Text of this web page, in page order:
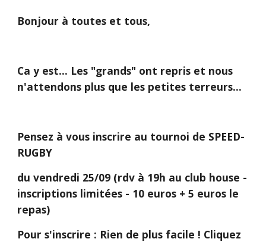
Bonjour à toutes et tous,
Ca y est... Les "grands" ont repris et nous
n'attendons plus que les petites terreurs...
Pensez à vous inscrire au tournoi de SPEED-
RUGBY
du vendredi 25/09 (rdv à 19h au club house -
inscriptions limitées - 10 euros + 5 euros le
repas)
Pour s'inscrire : Rien de plus facile ! Cliquez